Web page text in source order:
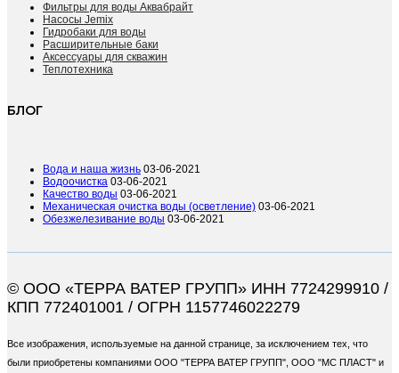
Фильтры для воды Аквабрайт
Насосы Jemix
Гидробаки для воды
Расширительные баки
Аксессуары для скважин
Теплотехника
БЛОГ
Вода и наша жизнь 03-06-2021
Водоочистка 03-06-2021
Качество воды 03-06-2021
Механическая очистка воды (осветление) 03-06-2021
Обезжелезивание воды 03-06-2021
© ООО «ТЕРРА ВАТЕР ГРУПП» ИНН 7724299910 /
КПП 772401001 / ОГРН 1157746022279
Все изображения, используемые на данной странице, за исключением тех, что
были приобретены компаниями ООО "ТЕРРА ВАТЕР ГРУПП", ООО "МС ПЛАСТ" и